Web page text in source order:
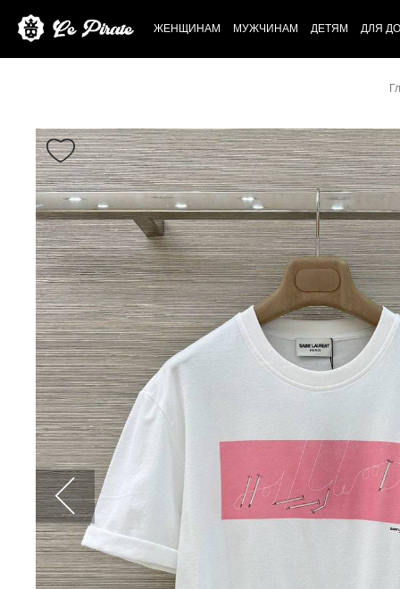
ЖЕНЩИНАМ МУЖЧИНАМ ДЕТЯМ ДЛЯ